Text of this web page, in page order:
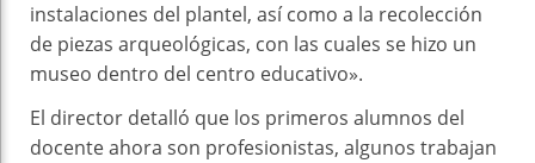
instalaciones del plantel, así como a la recolección
de piezas arqueológicas, con las cuales se hizo un
museo dentro del centro educativo».
El director detalló que los primeros alumnos del
docente ahora son profesionistas, algunos trabajan